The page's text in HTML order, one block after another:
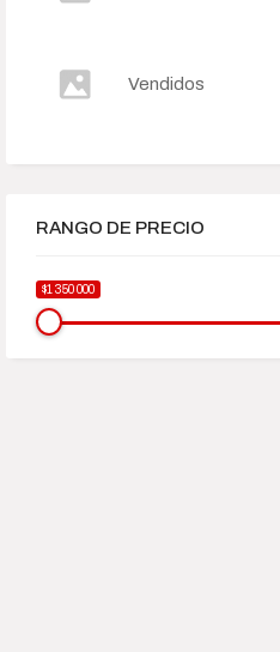
Vendidos
RANGO DE PRECIO
$1 350 000